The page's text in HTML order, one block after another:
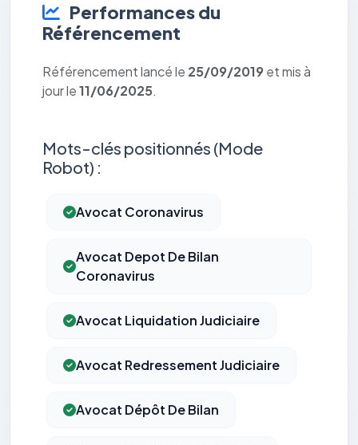
Performances du
Référencement
Référencement lancé le 25/09/2019 et mis à
jour le11/06/2025.
Mots-clés positionnés (Mode
Robot) :
Avocat Coronavirus
Avocat Depot De Bilan
Coronavirus
Avocat Liquidation Judiciaire
Avocat Redressement Judiciaire
Avocat Dépôt De Bilan